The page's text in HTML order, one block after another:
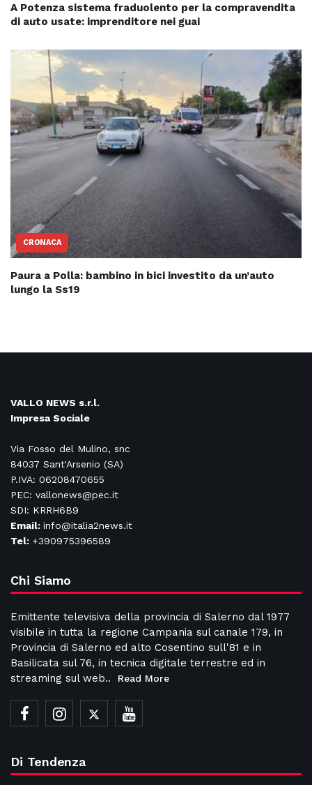
A Potenza sistema fraduolento per la compravendita
di auto usate: imprenditore nei guai
CRONACA
Paura a Polla: bambino in bici investito da un’auto
lungo la Ss19
VALLO NEWS s.r.l.
Impresa Sociale
Via Fosso del Mulino, snc
84037 Sant'Arsenio (SA)
P.IVA: 06208470655
PEC: vallonews@pec.it
SDI: KRRH6B9
Email: info@italia2news.it
Tel: +390975396589
Chi Siamo
Emittente televisiva della provincia di Salerno dal 1977
visibile in tutta la regione Campania sul canale 179, in
Provincia di Salerno ed alto Cosentino sull'81 e in
Basilicata sul 76, in tecnica digitale terrestre ed in
streaming sul web..
Read More
Di Tendenza